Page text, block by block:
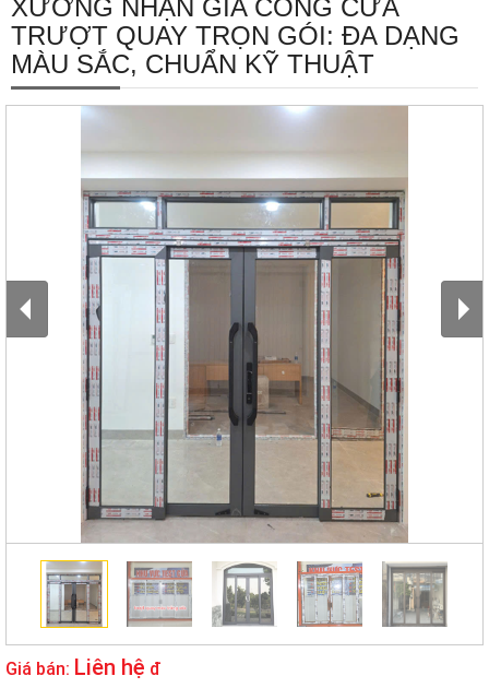
XƯỞNG NHẬN GIA CÔNG CỬA
TRƯỢT QUAY TRỌN GÓI: ĐA DẠNG
MÀU SẮC, CHUẨN KỸ THUẬT
Giá bán: Liên hệ đ